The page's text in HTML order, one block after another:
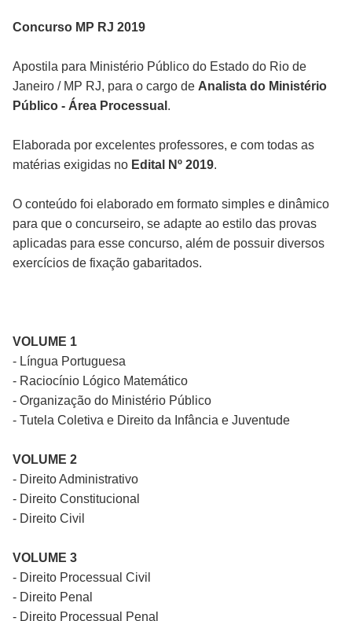
Concurso MP RJ 2019
Apostila para Ministério Público do Estado do Rio de
Janeiro / MP RJ, para o cargo de Analista do Ministério
Público - Área Processual .
Elaborada por excelentes professores, e com todas as
matérias exigidas no Edital Nº 2019.
O conteúdo foi elaborado em formato simples e dinâmico
para que o concurseiro, se adapte ao estilo das provas
aplicadas para esse concurso, além de possuir diversos
exercícios de fixação gabaritados.
VOLUME 1
- Língua Portuguesa
- Raciocínio Lógico Matemático
- Organização do Ministério Público
- Tutela Coletiva e Direito da Infância e Juventude
VOLUME 2
- Direito Administrativo
- Direito Constitucional
- Direito Civil
VOLUME 3
- Direito Processual Civil
- Direito Penal
- Direito Processual Penal